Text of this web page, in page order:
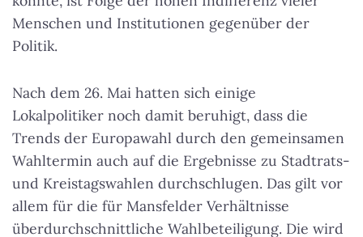
Menschen und Institutionen gegenüber der
Politik.
Nach dem 26. Mai hatten sich einige
Lokalpolitiker noch damit beruhigt, dass die
Trends der Europawahl durch den gemeinsamen
Wahltermin auch auf die Ergebnisse zu Stadtrats-
und Kreistagswahlen durchschlugen. Das gilt vor
allem für die für Mansfelder Verhältnisse
überdurchschnittliche Wahlbeteiligung. Die wird